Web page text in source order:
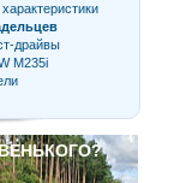
драйвы
M235i